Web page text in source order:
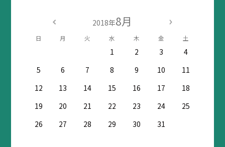
2018年8月
日 月 火 水 木 金 土
1 2 3
4
5
6 7 8 9 10
11
12
13 14 15 16 17
18
19
20 21 22 23 24
25
26
27 28 29 30 31